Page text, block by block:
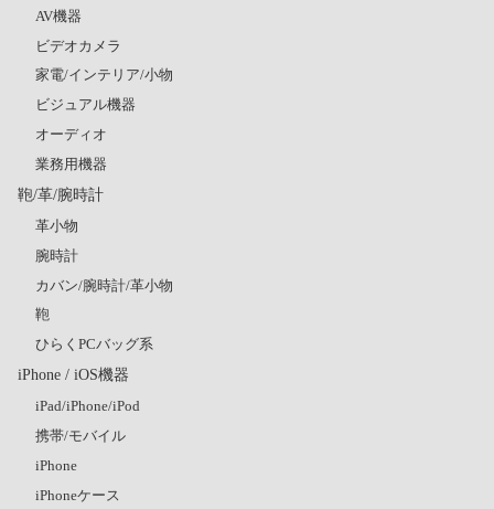
AV機器
ビデオカメラ
家電/インテリア/小物
ビジュアル機器
オーディオ
業務用機器
鞄/革/腕時計
革小物
腕時計
カバン/腕時計/革小物
鞄
ひらくPCバッグ系
iPhone / iOS機器
iPad/iPhone/iPod
携帯/モバイル
iPhone
iPhoneケース